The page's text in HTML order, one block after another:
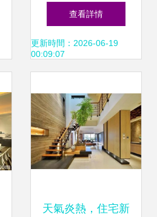
設計的細節精粹
查看詳情
更新時間：2026-06-19
00:09:07
天氣炎熱，住宅新